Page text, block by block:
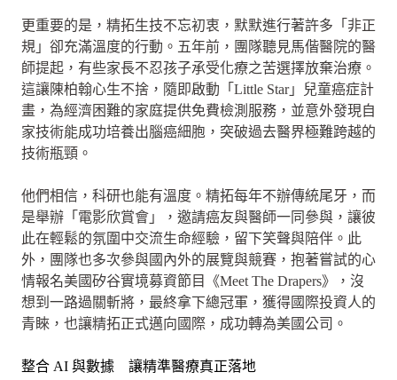
更重要的是，精拓生技不忘初衷，默默進行著許多「非正
規」卻充滿溫度的行動。五年前，團隊聽見馬偕醫院的醫
師提起，有些家長不忍孩子承受化療之苦選擇放棄治療。
這讓陳柏翰心生不捨，隨即啟動「Little Star」兒童癌症計
畫，為經濟困難的家庭提供免費檢測服務，並意外發現自
家技術能成功培養出腦癌細胞，突破過去醫界極難跨越的
技術瓶頸。
他們相信，科研也能有溫度。精拓每年不辦傳統尾牙，而
是舉辦「電影欣賞會」，邀請癌友與醫師一同參與，讓彼
此在輕鬆的氛圍中交流生命經驗，留下笑聲與陪伴。此
外，團隊也多次參與國內外的展覽與競賽，抱著嘗試的心
情報名美國矽谷實境募資節目《Meet The Drapers》，沒
想到一路過關斬將，最終拿下總冠軍，獲得國際投資人的
青睞，也讓精拓正式邁向國際，成功轉為美國公司。
整合 AI 與數據 讓精準醫療真正落地